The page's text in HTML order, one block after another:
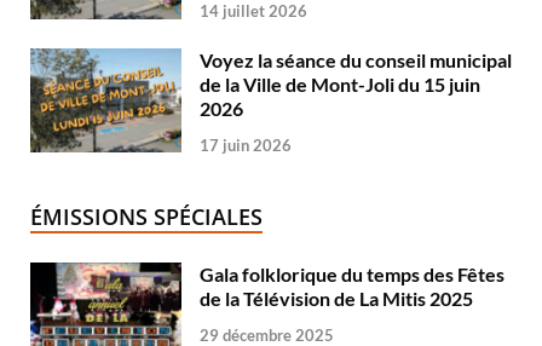
14 juillet 2026
Voyez la séance du conseil municipal
de la Ville de Mont-Joli du 15 juin
2026
17 juin 2026
ÉMISSIONS SPÉCIALES
Gala folklorique du temps des Fêtes
de la Télévision de La Mitis 2025
29 décembre 2025